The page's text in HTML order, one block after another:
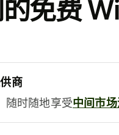
免费
商
随时随地享受中间市